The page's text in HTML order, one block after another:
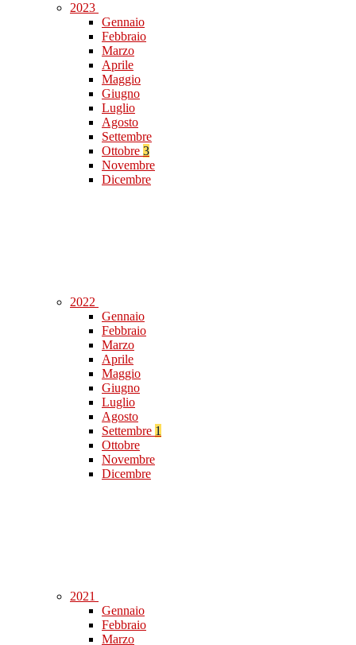
2023
Gennaio
Febbraio
Marzo
Aprile
Maggio
Giugno
Luglio
Agosto
Settembre
Ottobre 3
Novembre
Dicembre
2022
Gennaio
Febbraio
Marzo
Aprile
Maggio
Giugno
Luglio
Agosto
Settembre 1
Ottobre
Novembre
Dicembre
2021
Gennaio
Febbraio
Marzo